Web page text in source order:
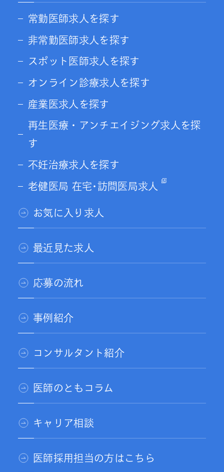
常勤医師求人を探す
非常勤医師求人を探す
スポット医師求人を探す
オンライン診療求人を探す
産業医求人を探す
再生医療・アンチエイジング求人を探
す
不妊治療求人を探す
老健医局 在宅･訪問医局求人
お気に入り求人
最近見た求人
応募の流れ
事例紹介
コンサルタント紹介
医師のともコラム
キャリア相談
医師採用担当の方はこちら